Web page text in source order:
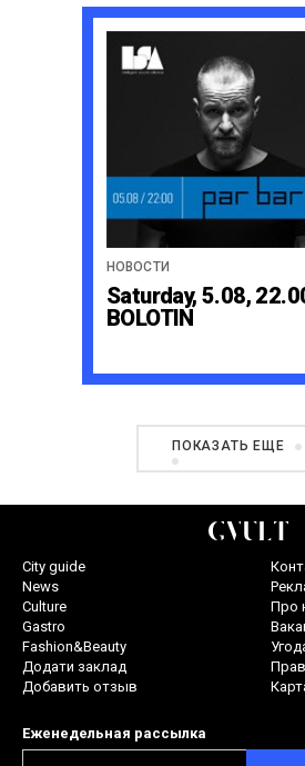
НОВОСТИ
Saturday, 5.08,
BOLOTIN
ПОКАЗАТЬ ЕЩЕ
City guide
News
Culture
Gastro
Fashion&Beauty
Додати заклад
Добавить отзыв
Про
Еженедельная рассылка